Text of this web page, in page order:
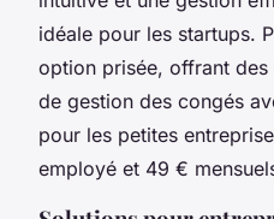
idéale pour les startups.
option prisée, offrant
de gestion des congés
pour les petites
employé et 49 €